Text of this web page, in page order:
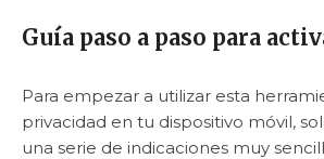
Guía paso a paso para
Para empezar a utilizar esta
privacidad en tu dispositivo móvil,
una serie de indicaciones muy